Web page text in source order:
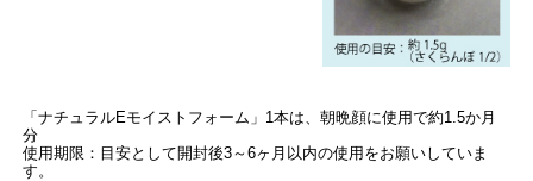
「ナチュラルEモイストフォーム」1本は、朝晩顔に使用で約1.5か月
分
使用期限：目安として開封後3～6ヶ月以内の使用をお願いしていま
す。